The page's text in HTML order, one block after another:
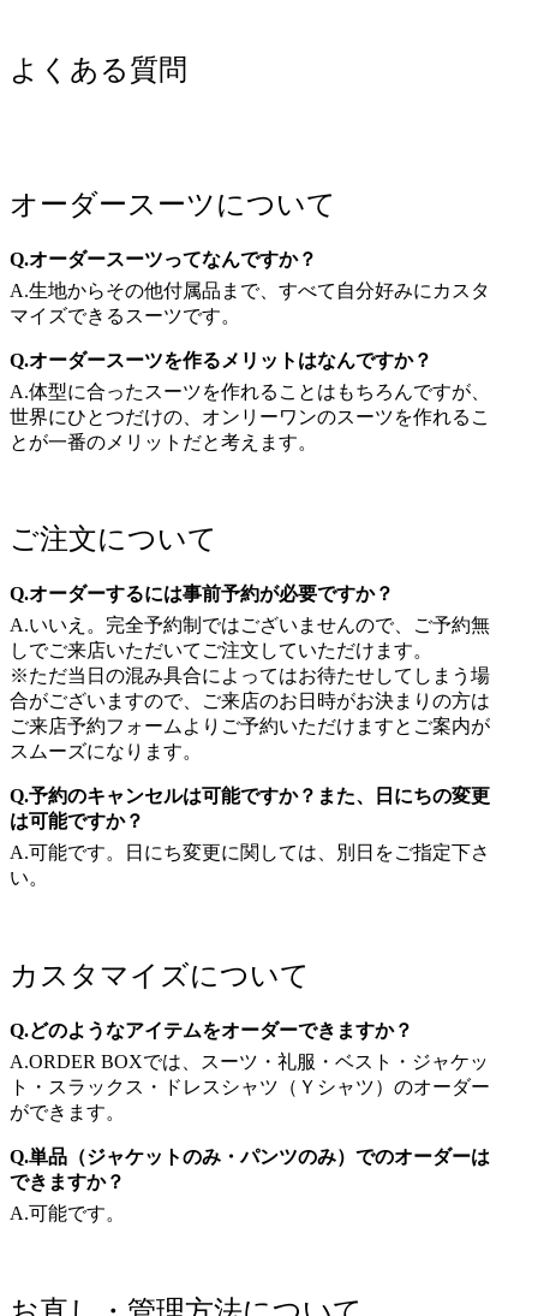
よくある質問
オーダースーツについて
Q.オーダースーツってなんですか？
A.生地からその他付属品まで、すべて自分好みにカスタ
マイズできるスーツです。
Q.オーダースーツを作るメリットはなんですか？
A.体型に合ったスーツを作れることはもちろんですが、
世界にひとつだけの、オンリーワンのスーツを作れるこ
とが一番のメリットだと考えます。
ご注文について
Q.オーダーするには事前予約が必要ですか？
A.いいえ。完全予約制ではございませんので、ご予約無
しでご来店いただいてご注文していただけます。
※ただ当日の混み具合によってはお待たせしてしまう場
合がございますので、ご来店のお日時がお決まりの方は
ご来店予約フォームよりご予約いただけますとご案内が
スムーズになります。
Q.予約のキャンセルは可能ですか？また、日にちの変更
は可能ですか？
A.可能です。日にち変更に関しては、別日をご指定下さ
い。
カスタマイズについて
Q.どのようなアイテムをオーダーできますか？
A.ORDER BOXでは、スーツ・礼服・ベスト・ジャケッ
ト・スラックス・ドレスシャツ（Ｙシャツ）のオーダー
ができます。
Q.単品（ジャケットのみ・パンツのみ）でのオーダーは
できますか？
A.可能です。